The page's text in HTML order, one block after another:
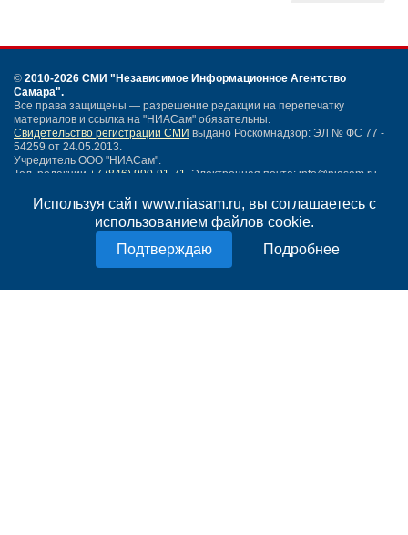
Используя сайт www.niasam.ru, вы соглашаетесь с
использованием файлов cookie.
Подробнее
© 2010-2026 СМИ "Независимое Информационное Агентство
Самара".
Все права защищены — разрешение редакции на перепечатку
материалов и ссылка на "НИАСам" обязательны.
Свидетельство регистрации СМИ выдано Роскомнадзор: ЭЛ № ФС 77 -
54259 от 24.05.2013.
Учредитель ООО "НИАСам".
Тел. редакции +7 (846) 990-91-71. Электронная почта: info@niasam.ru
Написать письмо
Политика конфиденциальности
18+